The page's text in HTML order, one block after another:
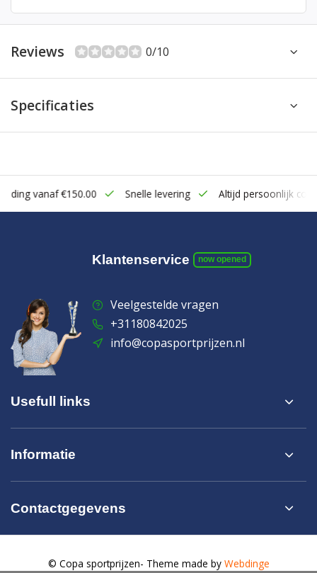
Reviews 0/10
Specificaties
vanaf €150.00 Snelle levering Altijd persoonlijk
Klantenservice now opened
Veelgestelde vragen
+31180842025
info@copasportprijzen.nl
Usefull links
Informatie
Contactgegevens
© Copa sportprijzen- Theme made by Webdinge